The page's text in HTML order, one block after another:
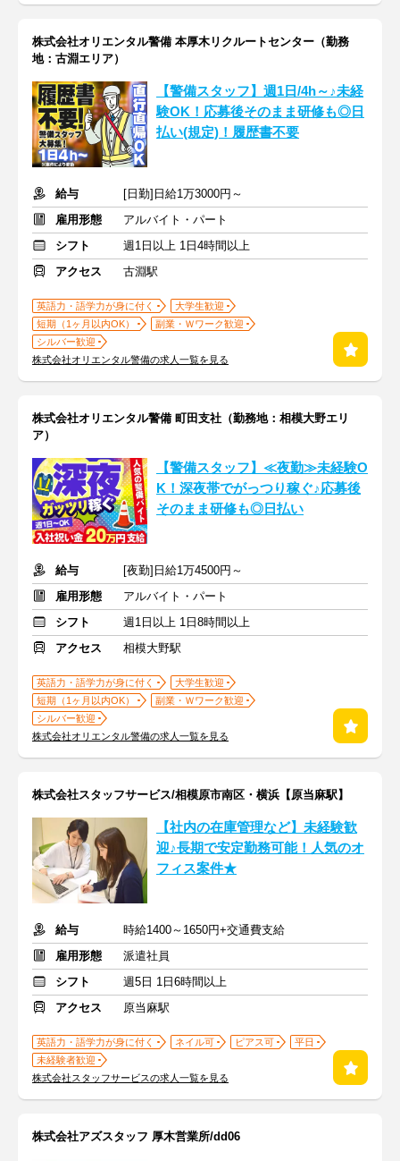
株式会社オリエンタル警備 本厚木リクルートセンター（勤務
地：古淵エリア）
【警備スタッフ】週1日/4h～♪未経
験OK！応募後そのまま研修も◎日
払い(規定)！履歴書不要
給与
[日勤]日給1万3000円～
雇用形態
アルバイト・パート
シフト
週1日以上 1日4時間以上
アクセス
古淵駅
英語力・語学力が身に付く
大学生歓迎
短期（1ヶ月以内OK）
副業・Ｗワーク歓迎
シルバー歓迎
株式会社オリエンタル警備の求人一覧を見る
株式会社オリエンタル警備 町田支社（勤務地：相模大野エリ
ア）
【警備スタッフ】≪夜勤≫未経験O
K！深夜帯でがっつり稼ぐ♪応募後
そのまま研修も◎日払い
給与
[夜勤]日給1万4500円～
雇用形態
アルバイト・パート
シフト
週1日以上 1日8時間以上
アクセス
相模大野駅
英語力・語学力が身に付く
大学生歓迎
短期（1ヶ月以内OK）
副業・Ｗワーク歓迎
シルバー歓迎
株式会社オリエンタル警備の求人一覧を見る
株式会社スタッフサービス/相模原市南区・横浜【原当麻駅】
【社内の在庫管理など】未経験歓
迎♪長期で安定勤務可能！人気のオ
フィス案件★
給与
時給1400～1650円+交通費支給
雇用形態
派遣社員
シフト
週5日 1日6時間以上
アクセス
原当麻駅
英語力・語学力が身に付く ネイル可 ピアス可
平日
未経験者歓迎
株式会社スタッフサービスの求人一覧を見る
株式会社アズスタッフ 厚木営業所/dd06